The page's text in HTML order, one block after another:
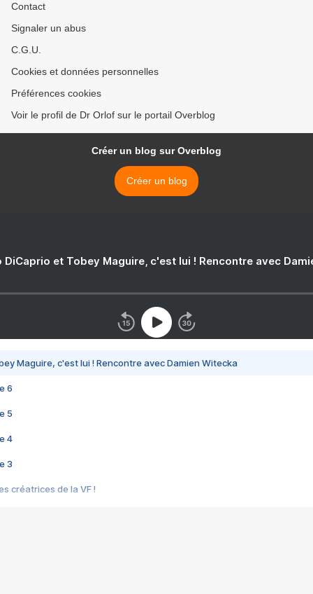
Contact
Signaler un abus
C.G.U.
Cookies et données personnelles
Préférences cookies
Voir le profil de Dr Orlof sur le portail Overblog
Créer un blog sur Overblog
Créer un blog
DiCaprio et Tobey Maguire, c'est lui ! Rencontre avec
Maguire, c'est lui ! Rencontre avec Damien Witecka
6
5
4
3
créatrices de la VF !